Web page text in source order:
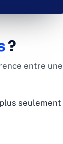
?
entre une
seulement